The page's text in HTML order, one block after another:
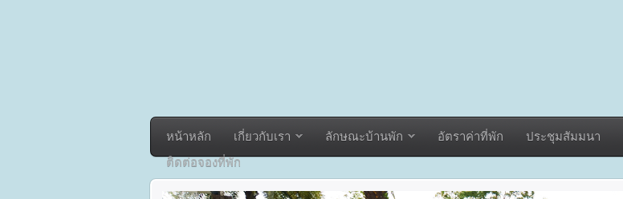
หน้าหลัก เกี่ยวกับเรา ลักษณะบ้านพัก อัตราค่าที่พัก ประชุมสัมมนา
ติดต่อจองที่พัก